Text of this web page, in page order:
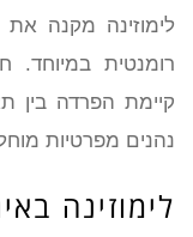
לימוזינה מקנה
רומנטית במיוחד.
קיימת הפרדה בין
נהנים מפרטיות
לימוזינה